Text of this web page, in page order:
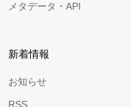
メタデータ・API
新着情報
お知らせ
RSS